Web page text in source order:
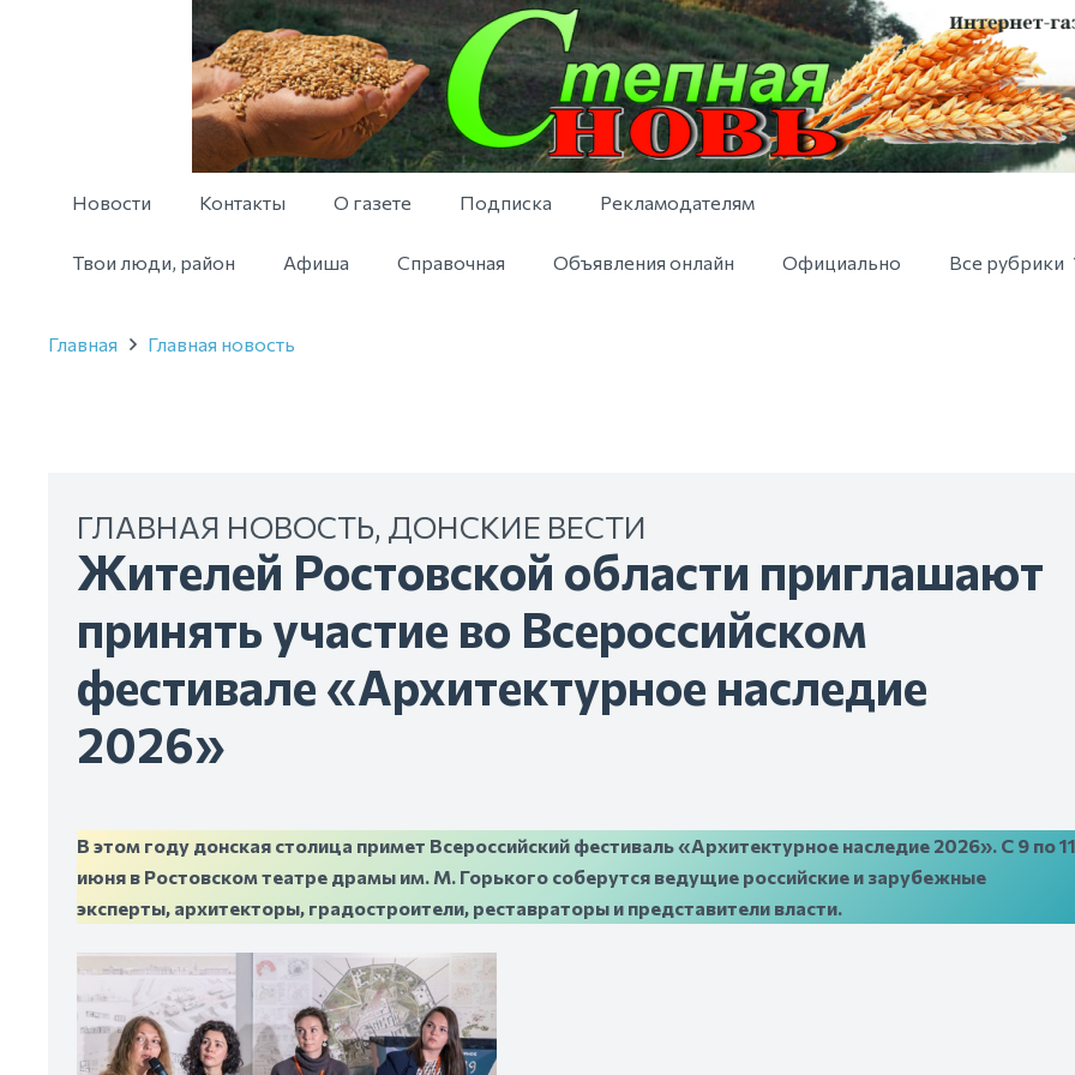
Новости Контакты О газете Подписка Рекламодателям
Твои люди, район Афиша Справочная Объявления онлайн Официально Все рубрики
Главная Главная новость
ГЛАВНАЯ НОВОСТЬ, ДОНСКИЕ ВЕСТИ
Жителей Ростовской области приглашают
принять участие во Всероссийском
фестивале «Архитектурное наследие
2026»
В этом году донская столица примет Всероссийский фестиваль «Архитектурное наследие 2026». С 9 по 11
июня в Ростовском театре драмы им. М. Горького соберутся ведущие российские и зарубежные
эксперты, архитекторы, градостроители, реставраторы и представители власти.